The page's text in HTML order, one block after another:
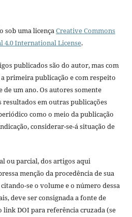
sob uma licençaCreative Commons
International License.
publicados são do autor, mas com
primeira publicação e com respeito
um ano. Os autores somente
em outras publicações
como o meio da publicação
considerar-se-á situação de
ou parcial, dos artigos aqui
menção da procedência de sua
se o volume e o número dessa
deve ser consignada a fonte de
DOI para referência cruzada (se